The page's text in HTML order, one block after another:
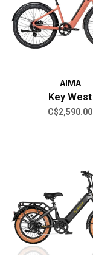
AIMA
Key West
C$2,590.00